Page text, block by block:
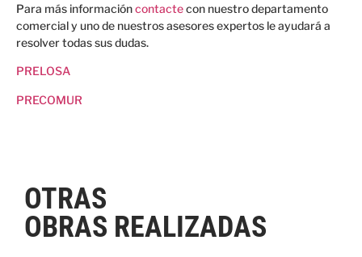
Para más informacióncontactecon nuestro departamento
comercial y uno de nuestros asesores expertos le ayudará a
resolver todas sus dudas.
PRELOSA
PRECOMUR
OTRAS
OBRAS REALIZADAS